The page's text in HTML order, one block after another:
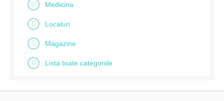
Medicina
Localuri
Magazine
Lista toate categoriile